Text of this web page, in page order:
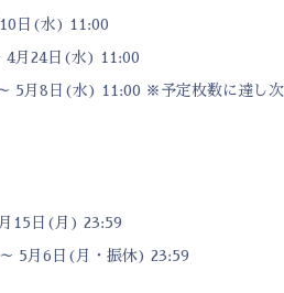
日(水) 11:00
4月24日(水) 11:00
月8日(水) 11:00 ※予定枚数に達し次
15日(月) 23:59
5月6日(月・振休) 23:59